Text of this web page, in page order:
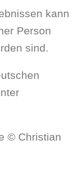
kann
Person
sind.
© Christian